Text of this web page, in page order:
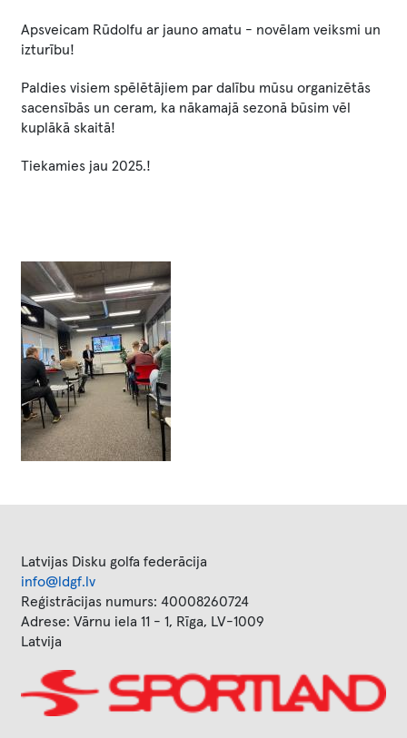
Apsveicam Rūdolfu ar jauno amatu - novēlam veiksmi un
izturību!
Paldies visiem spēlētājiem par dalību mūsu organizētās
sacensībās un ceram, ka nākamajā sezonā būsim vēl
kuplākā skaitā!
Tiekamies jau 2025.!
Latvijas Disku golfa federācija
info@ldgf.lv
Reģistrācijas numurs: 40008260724
Adrese: Vārnu iela 11 - 1, Rīga, LV-1009
Latvija
Image